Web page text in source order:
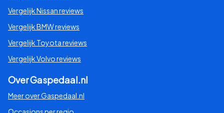
Vergelijk Nissan reviews
Vergelijk BMW reviews
Vergelijk Toyota reviews
Vergelijk Volvo reviews
Over Gaspedaal.nl
Meer over Gaspedaal.nl